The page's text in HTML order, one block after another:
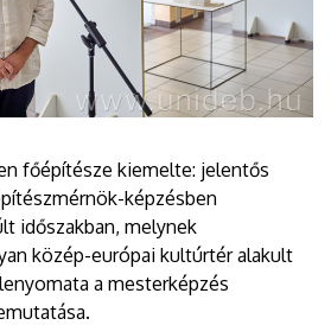
főépítésze kiemelte: jelentős
képzésben
időszakban, melynek
közép-európai kultúrtér alakult
a mesterképzés